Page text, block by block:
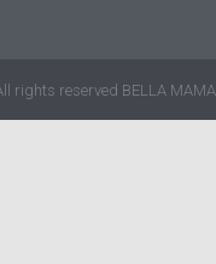
rights reserved BELLA MAMA